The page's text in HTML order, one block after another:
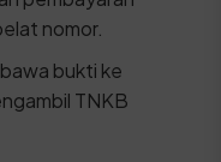
nomor.
bukti ke
TNKB